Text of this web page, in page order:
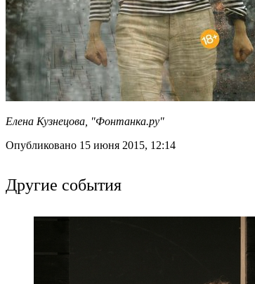
Елена Кузнецова, "Фонтанка.ру"
Опубликовано 15 июня 2015, 12:14
Другие события